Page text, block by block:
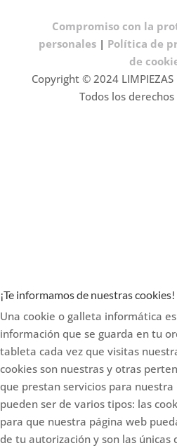
Compromiso con la
personales | Política de
de
Copyright © 2024 LIMPIEZAS
Todos los
¡Te informamos de nuestras cookies!
Una cookie o galleta informática
información que se guarda en tu
tableta cada vez que visitas
cookies son nuestras y otras
que prestan servicios para nuestra
pueden ser de varios tipos: las
para que nuestra página web
de tu autorización y son las